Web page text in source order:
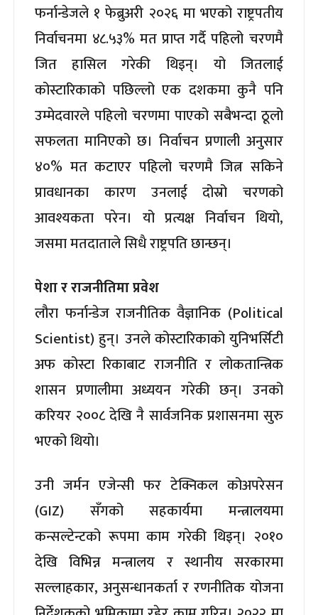
फर्नान्डेजले १ फेब्रुअरी २०२६ मा भएको राष्ट्रपतीय
निर्वाचनमा ४८.५३% मत प्राप्त गर्दै पहिलो चरणमै
जित हासिल गरेकी थिइन्। यो जितलाई
कोस्टारिकाको पछिल्लो एक दशकमा कुनै पनि
उम्मेदवारले पहिलो चरणमा पाएको सबैभन्दा ठूलो
सफलता मानिएको छ। निर्वाचन प्रणाली अनुसार
४०% मत कटाएर पहिलो चरणमै जित्न सकिने
प्रावधानका कारण उनलाई दोस्रो चरणको
आवश्यकता परेन। यो प्रत्यक्ष निर्वाचन थियो,
जसमा मतदाताले सिधै राष्ट्रपति छान्छन्।
पेशा र राजनीतिमा प्रवेश
लौरा फर्नान्डेज राजनीतिक वैज्ञानिक (Political
Scientist) हुन्। उनले कोस्टारिकाको युनिभर्सिटी
अफ कोस्टा रिकाबाट राजनीति र लोकतान्त्रिक
शासन प्रणालीमा अध्ययन गरेकी छन्। उनको
करियर २००८ देखि नै सार्वजनिक प्रशासनमा सुरु
भएको थियो।
उनी जर्मन एजेन्सी फर टेक्निकल कोअपरेसन
(GIZ) सँगको सहकार्यमा मन्त्रालयमा
कन्सल्टेन्टको रूपमा काम गरेकी थिइन्। २०१०
देखि विभिन्न मन्त्रालय र स्थानीय सरकारमा
सल्लाहकार, अनुसन्धानकर्ता र रणनीतिक योजना